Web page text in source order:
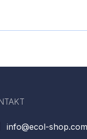
info@ecol-shop.com